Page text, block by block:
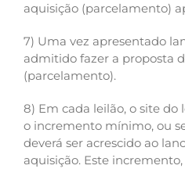
aquisição (parcelamento)
7) Uma vez apresentado
admitido fazer a proposta
(parcelamento).
8) Em cada leilão, o site do
o incremento mínimo, ou
deverá ser acrescido ao
aquisição. Este